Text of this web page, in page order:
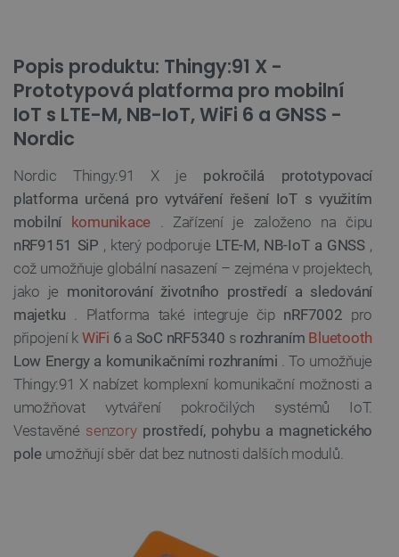
Popis produktu: Thingy:91 X -
Prototypová platforma pro mobilní
IoT s LTE-M, NB-IoT, WiFi 6 a GNSS -
Nordic
Nordic Thingy:91 X je pokročilá prototypovací
platforma určená pro vytváření řešení IoT s využitím
mobilní komunikace . Zařízení je založeno na čipu
nRF9151 SiP , který podporuje LTE-M, NB-IoT a GNSS,
což umožňuje globální nasazení – zejména v projektech,
jako je monitorování životního prostředí a sledování
majetku . Platforma také integruje čip nRF7002 pro
připojení k WiFi 6 a SoC nRF5340 s rozhraním Bluetooth
Low Energy a komunikačními rozhraními . To umožňuje
Thingy:91 X nabízet komplexní komunikační možnosti a
umožňovat vytváření pokročilých systémů IoT.
Vestavěné senzory prostředí, pohybu a magnetického
poleumožňují sběr dat bez nutnosti dalších modulů.